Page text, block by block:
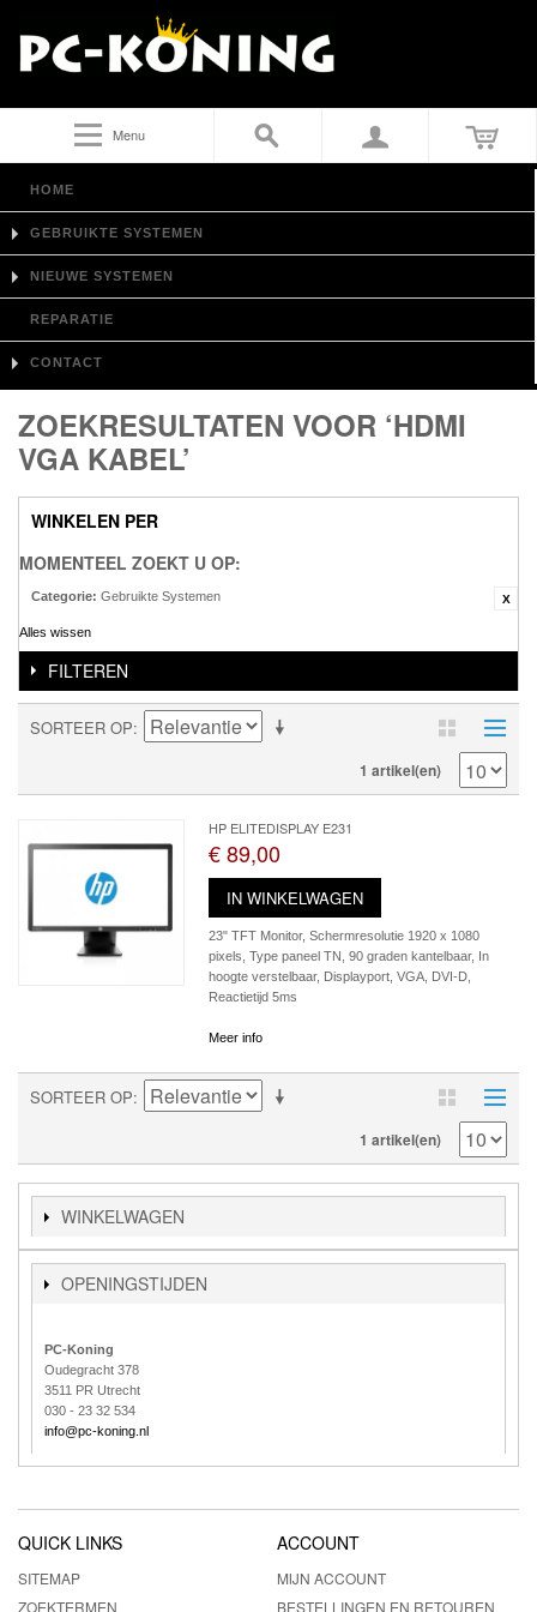
Menu
HOME
GEBRUIKTE SYSTEMEN
NIEUWE SYSTEMEN
REPARATIE
CONTACT
ZOEKRESULTATEN VOOR ‘HDMI
VGA KABEL’
WINKELEN PER
MOMENTEEL ZOEKT U OP:
Categorie: Gebruikte Systemen
Alles wissen
FILTEREN
SORTEER OP
1 artikel(en)
HP ELITEDISPLAY E231
€ 89,00
IN WINKELWAGEN
23" TFT Monitor, Schermresolutie 1920 x 1080
pixels, Type paneel TN, 90 graden kantelbaar, In
hoogte verstelbaar, Displayport, VGA, DVI-D,
Reactietijd 5ms
Meer info
SORTEER OP
1 artikel(en)
WINKELWAGEN
OPENINGSTIJDEN
PC-Koning
Oudegracht 378
3511 PR Utrecht
030 - 23 32 534
info@pc-koning.nl
QUICK LINKS
SITEMAP
ZOEKTERMEN
ACCOUNT
MIJN ACCOUNT
BESTELLINGEN EN RETOUREN